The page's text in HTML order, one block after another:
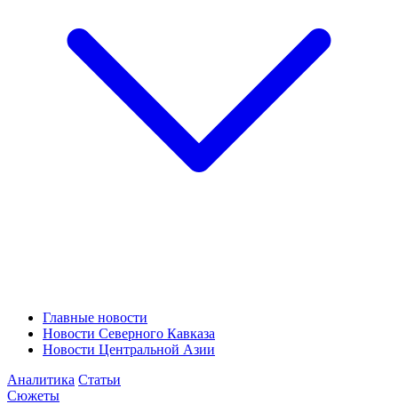
Главные новости
Новости Северного Кавказа
Новости Центральной Азии
Аналитика Статьи
Сюжеты